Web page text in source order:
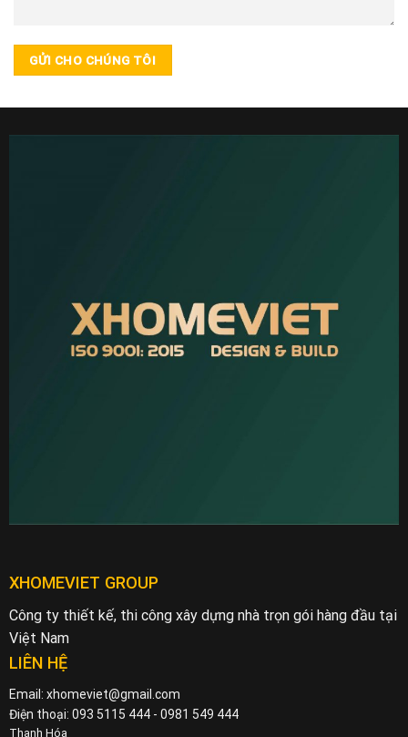
XHOMEVIET GROUP
Công ty thiết kế, thi công xây dựng nhà trọn gói hàng đầu tại
Việt Nam
LIÊN HỆ
Email: xhomeviet@gmail.com
Điện thoại: 093 5115 444 - 0981 549 444
Thanh Hóa